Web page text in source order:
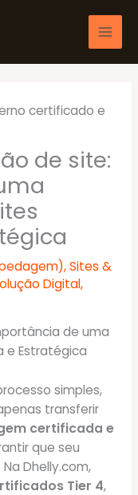
de site:
,Sites &
Digital,
de uma
e Estratégica
simples,
transferir
certificada e
que seu
Dhelly.com,
Tier 4,